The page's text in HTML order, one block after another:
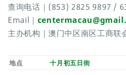
查询电话｜(853) 2825 9897 /
Email｜
主办机构｜澳门中区南区工商联
地点 十月初五日街